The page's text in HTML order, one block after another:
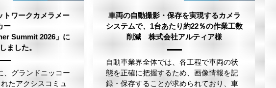
ワークカメラメー
2026」に
した。
グランドニッコー
アクシスコミュ
車両の自動撮影・保存を実現するカメラ
システムで、1台あたり約22％の作業工数
削減 株式会社アルティア様
自動車業界全体では、各工程で車両の状
態を正確に把握するため、画像情報を記
録・保存することが求められており、車